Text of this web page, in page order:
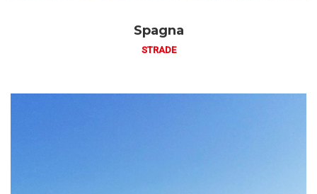
Spagna
STRADE